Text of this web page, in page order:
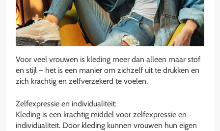
Voor veel vrouwen is kleding meer dan alleen maar stof
en stijl – het is een manier om zichzelf uit te drukken en
zich krachtig en zelfverzekerd te voelen.
Zelfexpressie en individualiteit:
Kleding is een krachtig middel voor zelfexpressie en
individualiteit. Door kleding kunnen vrouwen hun eigen